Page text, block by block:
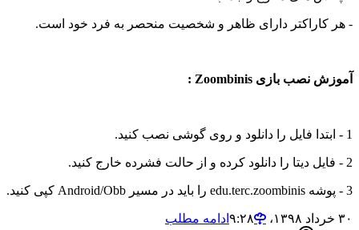
- هر کاراکتر دارای ظاهر و شخصیت منحصر به فرد خود است.
آموزش نصب بازی Zoombinis :
1 - ابتدا فایل را دانلود و روی گوشی نصب کنید.
2 - فایل دیتا را دانلود کرده و از حالت فشرده خارج کنید.
3 - پوشه edu.terc.zoombinis را باید در مسیر Android/Obb کپی کنید.
۳۰ خرداد ۱۳۹۸،‏ ۹:۲۸
ادامه مطلب